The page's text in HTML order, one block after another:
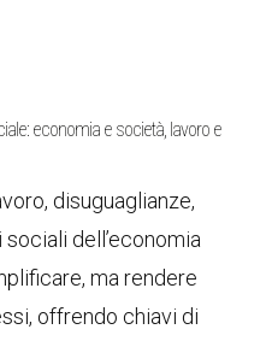
economia e società, lavoro e
disuguaglianze,
dell’economia
ma rendere
offrendo chiavi di